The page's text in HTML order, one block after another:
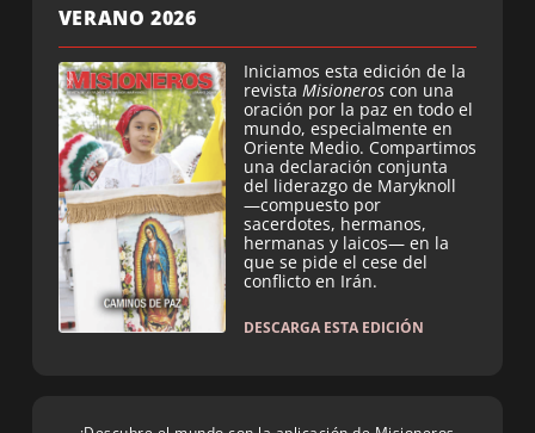
VERANO 2026
Iniciamos esta edición de la
revista Misioneros con una
oración por la paz en todo el
mundo, especialmente en
Oriente Medio. Compartimos
una declaración conjunta
del liderazgo de Maryknoll
—compuesto por
sacerdotes, hermanos,
hermanas y laicos— en la
que se pide el cese del
conflicto en Irán.
DESCARGA ESTA EDICIÓN